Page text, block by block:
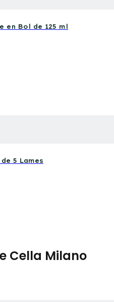
en Bol de 125 ml
5 Lames
Cella Milano